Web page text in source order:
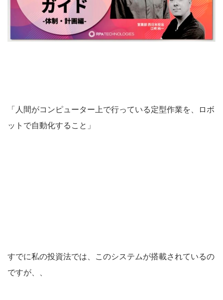
「人間がコンピューター上で行っている定型作業を、ロボ
ットで自動化すること」
すでに私の投資法では、このシステムが搭載されているの
ですが、、